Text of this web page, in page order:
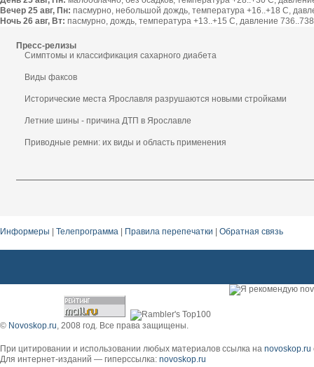
Вечер 25 авг, Пн: пасмурно, небольшой дождь, температура +16..+18 С,
Ночь 26 авг, Вт: пасмурно, дождь, температура +13..+15 С, давление
Пресс-релизы
Симптомы и классификация сахарного диабета
Виды факсов
Исторические места Ярославля разрушаются новыми стройками
Летние шины - причина ДТП в Ярославле
Приводные ремни: их виды и область применения
Информеры | Телепрограмма | Правила перепечатки | Обратная связь
© Novoskop.ru , 2008 год. Все права защищены.
При цитировании и использовании любых материалов ссылка на novoskop.ru
Для интернет-изданий — гиперссылка: novoskop.ru